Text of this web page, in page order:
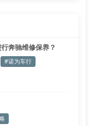
奔驰维修保养？
#诺为车行